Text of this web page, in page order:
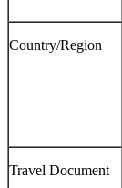
Country/Region
Travel Document